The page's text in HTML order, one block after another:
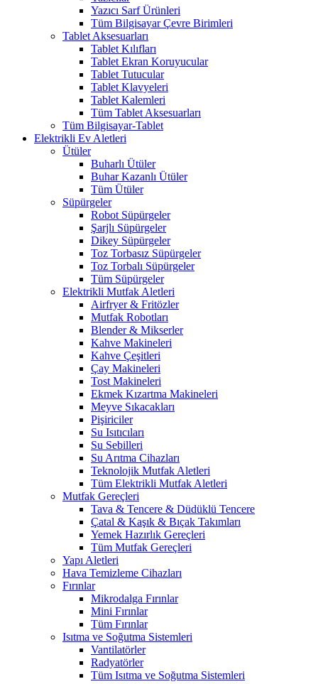
Yazıcı Sarf Ürünleri
Tüm Bilgisayar Çevre Birimleri
Tablet Aksesuarları
Tablet Kılıfları
Tablet Ekran Koruyucular
Tablet Tutucular
Tablet Klavyeleri
Tablet Kalemleri
Tüm Tablet Aksesuarları
Tüm Bilgisayar-Tablet
Elektrikli Ev Aletleri
Ütüler
Buharlı Ütüler
Buhar Kazanlı Ütüler
Tüm Ütüler
Süpürgeler
Robot Süpürgeler
Şarjlı Süpürgeler
Dikey Süpürgeler
Toz Torbasız Süpürgeler
Toz Torbalı Süpürgeler
Tüm Süpürgeler
Elektrikli Mutfak Aletleri
Airfryer & Fritözler
Mutfak Robotları
Blender & Mikserler
Kahve Makineleri
Kahve Çeşitleri
Çay Makineleri
Tost Makineleri
Ekmek Kızartma Makineleri
Meyve Sıkacakları
Pişiriciler
Su Isıtıcıları
Su Sebilleri
Su Arıtma Cihazları
Teknolojik Mutfak Aletleri
Tüm Elektrikli Mutfak Aletleri
Mutfak Gereçleri
Tava & Tencere & Düdüklü Tencere
Çatal & Kaşık & Bıçak Takımları
Yemek Hazırlık Gereçleri
Tüm Mutfak Gereçleri
Yapı Aletleri
Hava Temizleme Cihazları
Fırınlar
Mikrodalga Fırınlar
Mini Fırınlar
Tüm Fırınlar
Isıtma ve Soğutma Sistemleri
Vantilatörler
Radyatörler
Tüm Isıtma ve Soğutma Sistemleri